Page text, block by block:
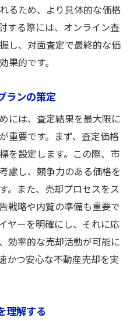
るため、より具体的な価格
する際には、オンライン査
し、対面査定で最終的な価
果的です。
ランの策定
には、査定結果を最大限に
重要です。まず、査定価格
を設定します。この際、市
慮し、競争力のある価格を
。また、売却プロセスをス
戦略や内覧の準備も重要で
ヤーを明確にし、それに応
効率的な売却活動が可能に
かつ安心な不動産売却を実
理解する